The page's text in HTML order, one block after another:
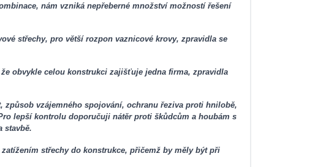
nám vzniká nepřeberné množství možností řešení
střechy, pro větší rozpon vaznicové krovy, zpravidla se
obvykle celou konstrukci zajišťuje jedna firma, zpravidla
vzájemného spojování, ochranu řeziva proti hnilobě,
lepší kontrolu doporučuji nátěr proti škůdcům a houbám s
stavbě.
střechy do konstrukce, přičemž by měly být při